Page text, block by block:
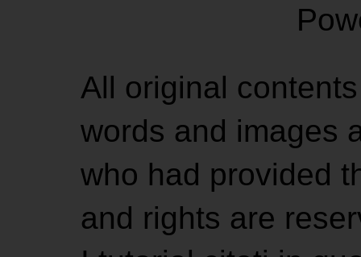
All original
words and images
who had provided
and rights are